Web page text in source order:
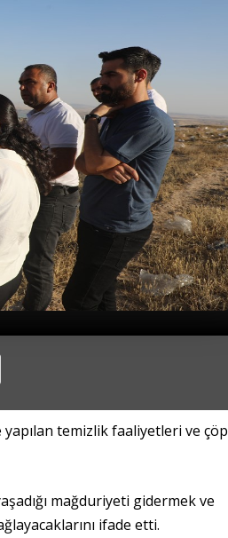
temizlik faaliyetleri ve çöp
mağduriyeti gidermek ve
ifade etti.